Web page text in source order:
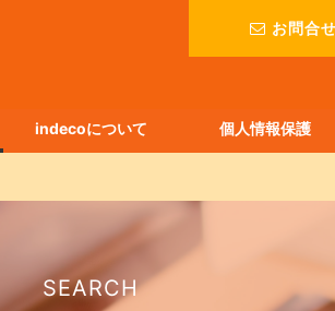
お問合
indecoについて 個人情報保護
SEARCH